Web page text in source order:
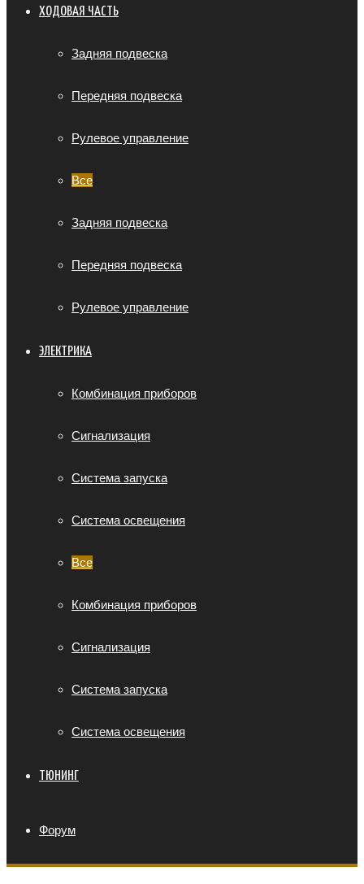
ХОДОВАЯ ЧАСТЬ
Задняя подвеска
Передняя подвеска
Рулевое управление
Все
Задняя подвеска
Передняя подвеска
Рулевое управление
ЭЛЕКТРИКА
Комбинация приборов
Сигнализация
Система запуска
Система освещения
Все
Комбинация приборов
Сигнализация
Система запуска
Система освещения
ТЮНИНГ
Форум